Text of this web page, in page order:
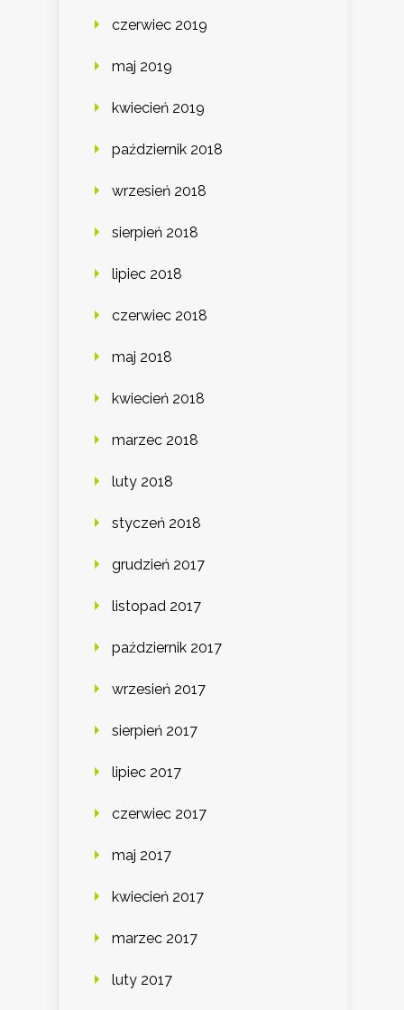
czerwiec 2019
maj 2019
kwiecień 2019
październik 2018
wrzesień 2018
sierpień 2018
lipiec 2018
czerwiec 2018
maj 2018
kwiecień 2018
marzec 2018
luty 2018
styczeń 2018
grudzień 2017
listopad 2017
październik 2017
wrzesień 2017
sierpień 2017
lipiec 2017
czerwiec 2017
maj 2017
kwiecień 2017
marzec 2017
luty 2017